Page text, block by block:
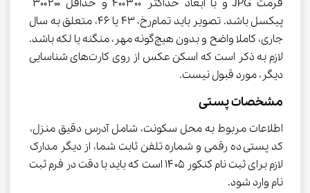
پیکسل باشد. تصویر باید تمام‌رخ، ۴۳ یا ۴۶، متعلق به سال
جاری، کاملا واضح و بدون هیچ‌گونه مهر، منگنه یا لکه باشد.
لازم به ذکر است که اسکن عکس از روی کارت‌های شناسایی
دیگر، مورد قبول نیست.
مشخصات پستی
اطلاعات مربوط به محل سکونت، شامل آدرس دقیق منزل،
کد پستی ده رقمی و شماره تلفن ثابت شما، از دیگر مدارک
لازم برای ثبت نام کنکور ۱۴۰۵ است که باید با دقت در فرم ثبت
نام وارد شود.